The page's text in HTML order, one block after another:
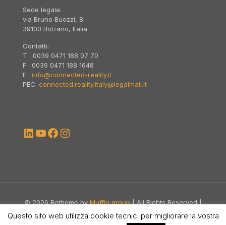
Sede legale:
via Bruno Buozzi, 8
39100 Bolzano, Italia
Contatti:
T : 0039 0471 188 07 70
F : 0039 0471 188 1648
E : info@connected-reality.it
PEC: connected.reality.italy@legalmail.it
LinkedIn
YouTube
Facebook
Instagram
© 2026 Betheme by Muffin group | All Rights Reserved |
Powered by WordPress
Questo sito web utilizza cookie tecnici per migliorare la vostra